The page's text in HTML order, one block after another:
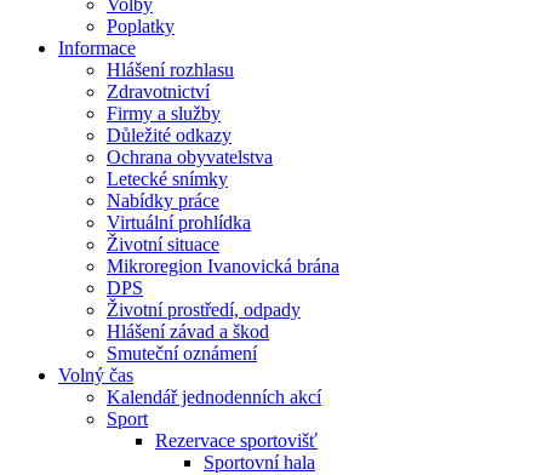
Volby
Poplatky
Informace
Hlášení rozhlasu
Zdravotnictví
Firmy a služby
Důležité odkazy
Ochrana obyvatelstva
Letecké snímky
Nabídky práce
Virtuální prohlídka
Životní situace
Mikroregion Ivanovická brána
DPS
Životní prostředí, odpady
Hlášení závad a škod
Smuteční oznámení
Volný čas
Kalendář jednodenních akcí
Sport
Rezervace sportovišť
Sportovní hala